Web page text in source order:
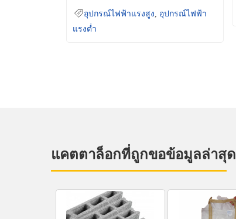
อุปกรณ์ไฟฟ้าแรงสูง
อุปกรณ์ไฟฟ้า
แรงต่ำ
แคตตาล็อกที่ถูกขอข้อมูลล่าสุด